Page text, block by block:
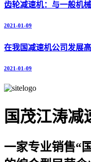
齿轮减速机：与一般机
2021-01-09
在我国减速机公司发展
2021-01-09
国茂江涛减
一家专业销售“